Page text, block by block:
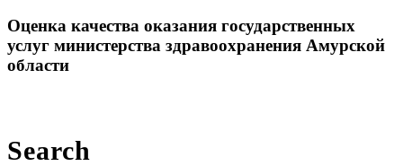
Оценка качества оказания государственных
услуг министерства здравоохранения Амурской
области
Search